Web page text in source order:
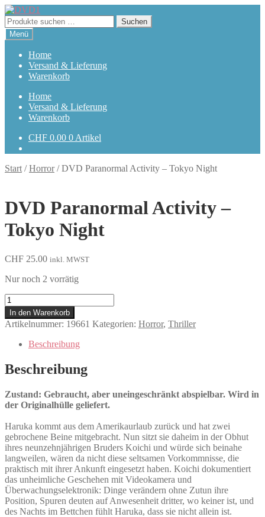
Zur
Navigation
springen
Zum
Inhalt
springen
Suchen
nach:
Suchen
Menü
Home
Versand & Lieferung
Warenkorb
Home
Versand & Lieferung
Warenkorb
CHF 0.00 0 Artikel
Start /Horror/DVD Paranormal Activity – Tokyo Night
DVD Paranormal Activity –
Tokyo Night
CHF 25.00 inkl. MWST
Nur noch 2 vorrätig
Paranormal
Activity
-
Tokyo
Night
Menge
In den Warenkorb
Artikelnummer: 19661 Kategorien: Horror, Thriller
Beschreibung
Beschreibung
Zustand: Gebraucht, aber uneingeschränkt abspielbar. Wird in
der Originalhülle geliefert.
Haruka kommt aus dem Amerikaurlaub zurück und hat zwei
gebrochene Beine mitgebracht. Nun sitzt sie daheim in der Obhut
ihres neunzehnjährigen Bruders Koichi und würde sich beinahe
langweilen, wären da nicht diese seltsamen Vorkommnisse, die
praktisch mit ihrer Ankunft eingesetzt haben. Koichi dokumentiert
das unheimliche Geschehen mit Videokamera und
Überwachungselektronik: Dinge verändern ohne Zutun ihre
Position, Spuren deuten auf Anwesenheit dritter, wo keiner ist, und
des Nachts im Bettchen fühlt Haruka, dass sie nicht allein ist.